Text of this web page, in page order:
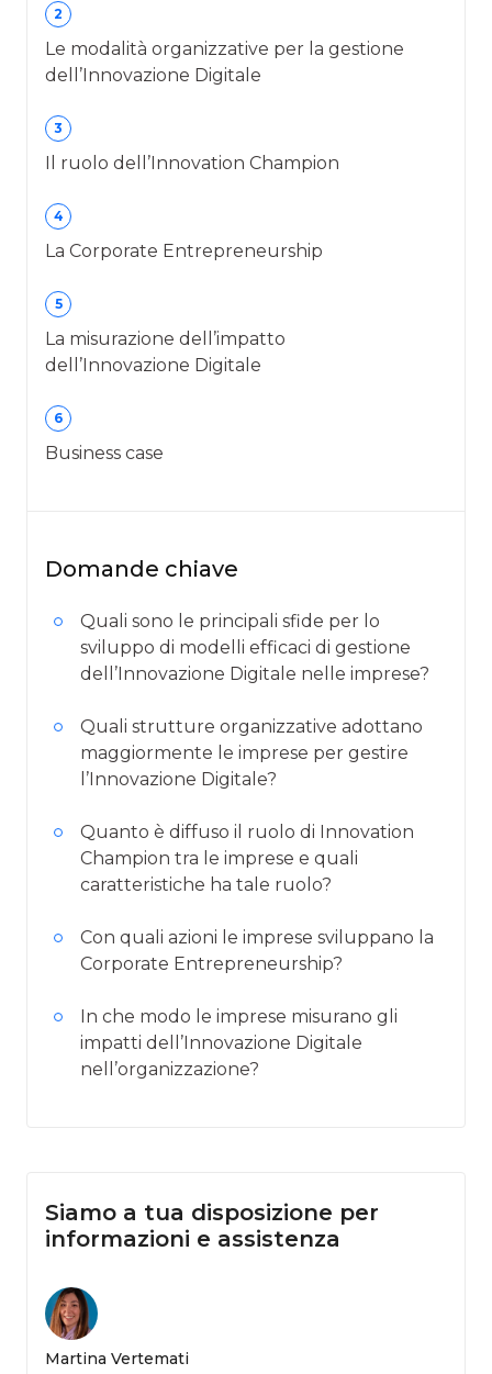
2
Le modalità organizzative per la gestione
dell’Innovazione Digitale
3
Il ruolo dell’Innovation Champion
4
La Corporate Entrepreneurship
5
La misurazione dell’impatto
dell’Innovazione Digitale
6
Business case
Domande chiave
Quali sono le principali sfide per lo
sviluppo di modelli efficaci di gestione
dell’Innovazione Digitale nelle imprese?
Quali strutture organizzative adottano
maggiormente le imprese per gestire
l’Innovazione Digitale?
Quanto è diffuso il ruolo di Innovation
Champion tra le imprese e quali
caratteristiche ha tale ruolo?
Con quali azioni le imprese sviluppano la
Corporate Entrepreneurship?
In che modo le imprese misurano gli
impatti dell’Innovazione Digitale
nell’organizzazione?
Siamo a tua disposizione per
informazioni e assistenza
Martina Vertemati